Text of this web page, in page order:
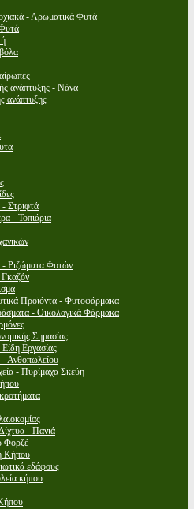
- Αρωματικά Φυτά
ανάπτυξης - Νάνα
ανάπτυξης
- Στριφτά
- Τοπιάρια
- Ριζώματα Φυτών
Προϊόντα - Φυτοφάρμακα
- Οικολογικά Φάρμακα
Σημασίας
Εργασίας
Ανθοπωλείου
- Πυρίμαχα Σκεύη
- Πανιά
Φορζέ
Κήπου
εδάφους
κήπου